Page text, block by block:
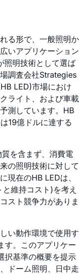
る形で、一般照明か
いアプリケーション
照明技術として選ば
調査会社Strategies
LED)市場におけ
ライト、および車載
測しています。HB
19億ドルに達する
を含まず、消費電
の照明技術に対して
現在のHB LEDは、
維持コスト)を考え
スト競争力がありま
い動作環境で使用す
す。このアプリケー
択基準の概要を提示
ドーム照明、日中走